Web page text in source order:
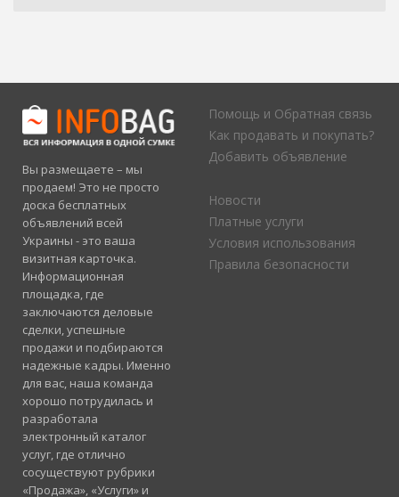
Вы размещаете – мы
продаем! Это не просто
доска бесплатных
объявлений всей
Украины - это ваша
визитная карточка.
Информационная
площадка, где
заключаются деловые
сделки, успешные
продажи и подбираются
надежные кадры. Именно
для вас, наша команда
хорошо потрудилась и
разработала
электронный каталог
услуг, где отлично
сосуществуют рубрики
«Продажа», «Услуги» и
Помощь и Обратная связь
Как продавать и покупать?
Добавить объявление
Новости
Платные услуги
Условия использования
Правила безопасности